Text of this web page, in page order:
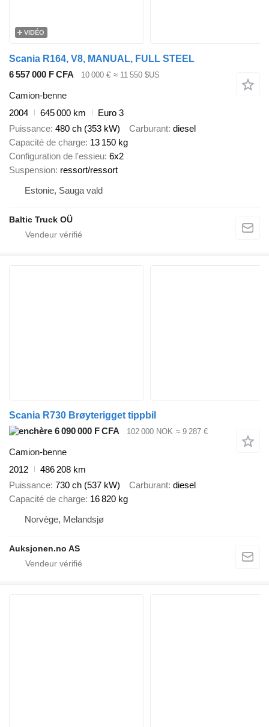
VIDÉO
Scania R164, V8, MANUAL, FULL STEEL
6 557 000 F CFA
10 000 € ≈ 11 550 $US
Camion-benne
2004
645 000 km
Euro 3
Puissance 480 ch (353 kW) Carburant diesel
Capacité de charge 13 150 kg
Configuration de l'essieu 6x2
Suspension ressort/ressort
Estonie, Sauga vald
Baltic Truck OÜ
Scania R730 Brøyterigget tippbil
6 090 000 F CFA
102 000 NOK ≈ 9 287 €
Camion-benne
2012
486 208 km
Puissance 730 ch (537 kW) Carburant diesel
Capacité de charge 16 820 kg
Norvège, Melandsjø
Auksjonen.no AS